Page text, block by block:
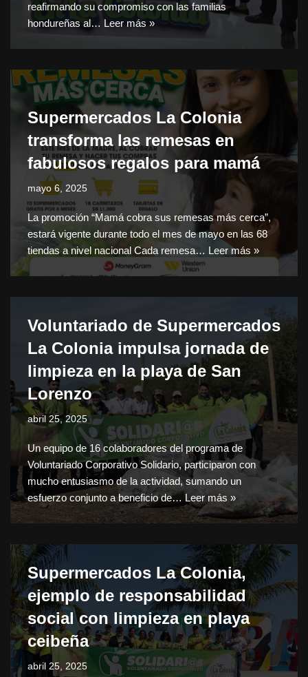
reafirmando su compromiso con las familias
hondureñas al… Leer más »
Supermercados La Colonia
transforma las remesas en
fabulosos regalos para mamá
mayo 6, 2025
La promoción “Mamá cobra sus remesas más cerca”,
estará vigente durante todo el mes de mayo en las 68
tiendas a nivel nacional Cada remesa… Leer más »
Voluntariado de Supermercados
La Colonia impulsa jornada de
limpieza en la playa de San
Lorenzo
abril 25, 2025
Un equipo de 16 colaboradores del programa de
Voluntariado Corporativo Solidario, participaron con
mucho entusiasmo de la actividad, sumando un
esfuerzo conjunto a beneficio de…Leer más »
Supermercados La Colonia,
ejemplo de responsabilidad
social con limpieza en playa
ceibeña
abril 25, 2025